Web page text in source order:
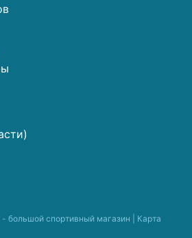
большой спортивный магазин | Карта